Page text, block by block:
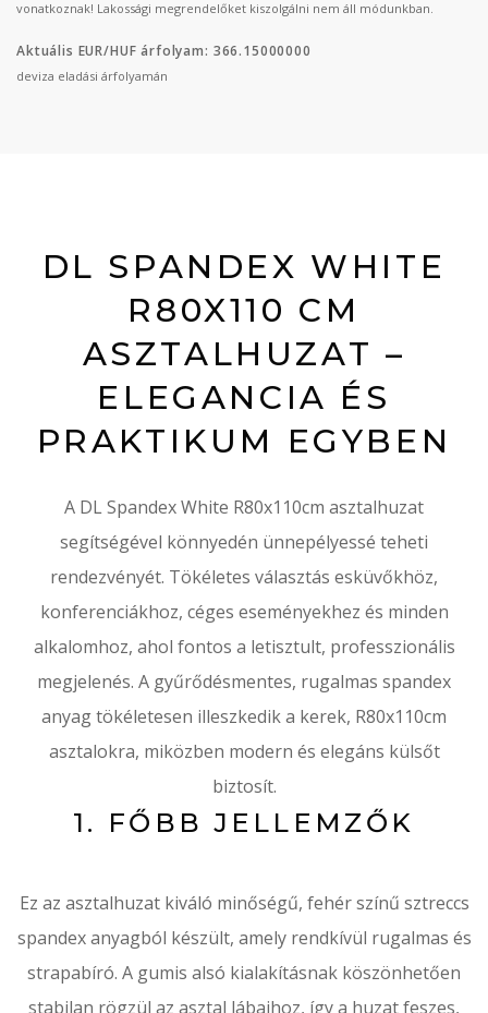
vonatkoznak! Lakossági megrendelőket kiszolgálni nem áll módunkban.
Aktuális EUR/HUF árfolyam: 366.15000000
deviza eladási árfolyamán
DL SPANDEX WHITE
R80X110 CM
ASZTALHUZAT –
ELEGANCIA ÉS
PRAKTIKUM EGYBEN
A DL Spandex White R80x110cm asztalhuzat
segítségével könnyedén ünnepélyessé teheti
rendezvényét. Tökéletes választás esküvőkhöz,
konferenciákhoz, céges eseményekhez és minden
alkalomhoz, ahol fontos a letisztult, professzionális
megjelenés. A gyűrődésmentes, rugalmas spandex
anyag tökéletesen illeszkedik a kerek, R80x110cm
asztalokra, miközben modern és elegáns külsőt
biztosít.
1. FŐBB JELLEMZŐK
Ez az asztalhuzat kiváló minőségű, fehér színű sztreccs
spandex anyagból készült, amely rendkívül rugalmas és
strapabíró. A gumis alsó kialakításnak köszönhetően
stabilan rögzül az asztal lábaihoz, így a huzat feszes,